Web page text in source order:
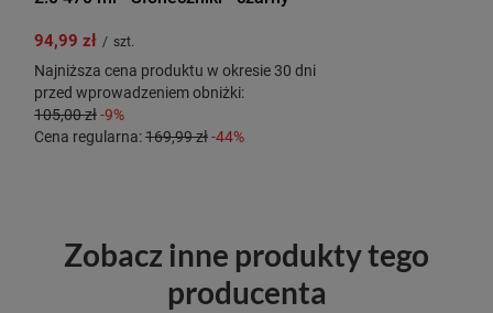
94,99 zł / szt.
Najniższa cena produktu w okresie 30 dni
przed wprowadzeniem obniżki:
105,00 zł-9%
Cena regularna:169,99 zł-44%
Zobacz inne produkty tego
producenta